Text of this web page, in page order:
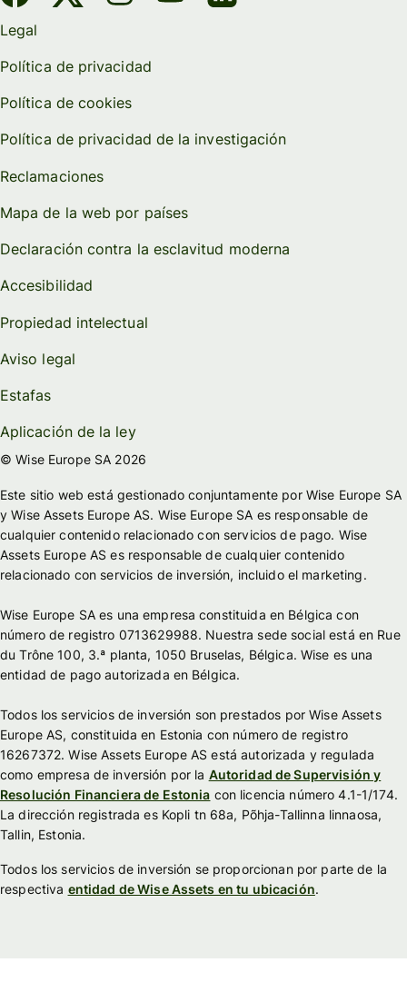
Legal
Política de privacidad
Política de cookies
Política de privacidad de la investigación
Reclamaciones
Mapa de la web por países
Declaración contra la esclavitud moderna
Accesibilidad
Propiedad intelectual
Aviso legal
Estafas
Aplicación de la ley
© Wise Europe SA 2026
Este sitio web está gestionado conjuntamente por Wise Europe SA
y Wise Assets Europe AS. Wise Europe SA es responsable de
cualquier contenido relacionado con servicios de pago. Wise
Assets Europe AS es responsable de cualquier contenido
relacionado con servicios de inversión, incluido el marketing.
Wise Europe SA es una empresa constituida en Bélgica con
número de registro 0713629988. Nuestra sede social está en Rue
du Trône 100, 3.ª planta, 1050 Bruselas, Bélgica. Wise es una
entidad de pago autorizada en Bélgica.
Todos los servicios de inversión son prestados por Wise Assets
Europe AS, constituida en Estonia con número de registro
16267372. Wise Assets Europe AS está autorizada y regulada
como empresa de inversión por la Autoridad de Supervisión y
Resolución Financiera de Estonia con licencia número 4.1-1/174.
La dirección registrada es Kopli tn 68a, Põhja-Tallinna linnaosa,
Tallin, Estonia.
Todos los servicios de inversión se proporcionan por parte de la
respectiva entidad de Wise Assets en tu ubicación.